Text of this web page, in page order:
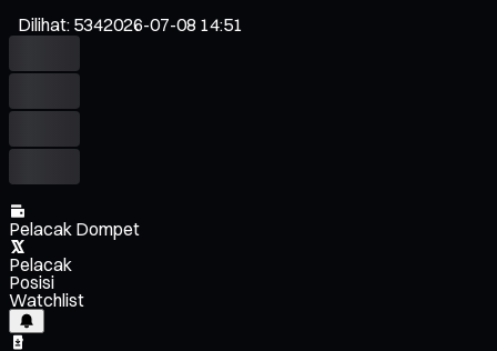
Dilihat: 5342026-07-08 14:51
Pelacak Dompet
Pelacak
Posisi
Watchlist